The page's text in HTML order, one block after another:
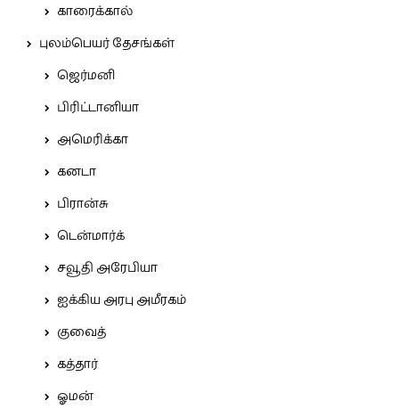
காரைக்கால்
புலம்பெயர் தேசங்கள்
ஜெர்மனி
பிரிட்டானியா
அமெரிக்கா
கனடா
பிரான்சு
டென்மார்க்
சவூதி அரேபியா
ஐக்கிய அரபு அமீரகம்
குவைத்
கத்தார்
ஓமன்